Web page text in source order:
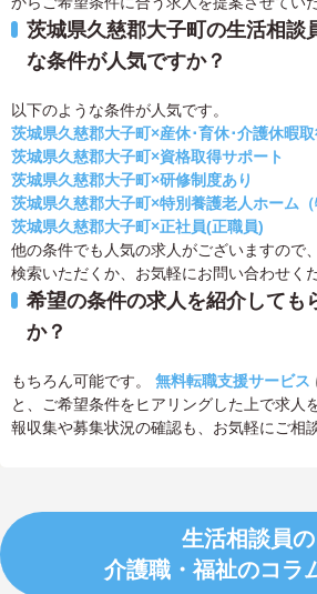
茨城県久慈郡大子町の生活相談
な条件が人気ですか？
以下のような条件が人気です。
茨城県久慈郡大子町×産休･育休･介護休暇取
茨城県久慈郡大子町×資格取得サポート
茨城県久慈郡大子町×研修制度あり
茨城県久慈郡大子町×特別養護老人ホーム（
茨城県久慈郡大子町×正社員(正職員)
他の条件でも人気の求人がございますので
検索いただくか、お気軽にお問い合わせく
希望の条件の求人を紹介しても
か？
もちろん可能です。 無料転職支援サービス
と、ご希望条件をヒアリングした上で求人
報収集や募集状況の確認も、お気軽にご相
生活相談員の
介護職・福祉のコラ